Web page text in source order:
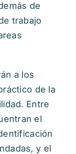
de
trabajo
a los
de la
Entre
el
y el